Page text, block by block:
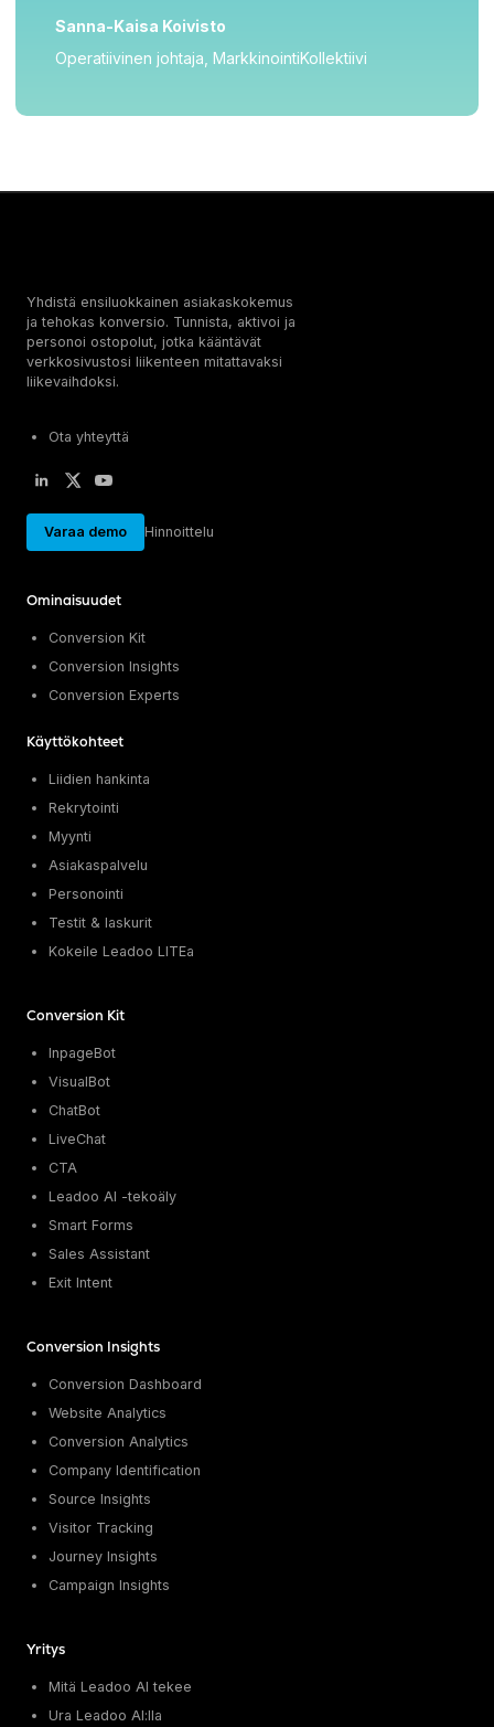
Sanna-Kaisa Koivisto
Operatiivinen johtaja, MarkkinointiKollektiivi
Yhdistä ensiluokkainen asiakaskokemus
ja tehokas konversio. Tunnista, aktivoi ja
personoi ostopolut, jotka kääntävät
verkkosivustosi liikenteen mitattavaksi
liikevaihdoksi.
Ota yhteyttä
Varaa demo Hinnoittelu
Ominaisuudet
Conversion Kit
Conversion Insights
Conversion Experts
Käyttökohteet
Liidien hankinta
Rekrytointi
Myynti
Asiakaspalvelu
Personointi
Testit & laskurit
Kokeile Leadoo LITEa
Conversion Kit
InpageBot
VisualBot
ChatBot
LiveChat
CTA
Leadoo AI -tekoäly
Smart Forms
Sales Assistant
Exit Intent
Conversion Insights
Conversion Dashboard
Website Analytics
Conversion Analytics
Company Identification
Source Insights
Visitor Tracking
Journey Insights
Campaign Insights
Yritys
Mitä Leadoo AI tekee
Ura Leadoo AI:lla